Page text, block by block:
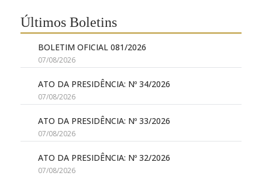
Últimos Boletins
BOLETIM OFICIAL 081/2026
07/08/2026
ATO DA PRESIDÊNCIA: Nº 34/2026
07/08/2026
ATO DA PRESIDÊNCIA: Nº 33/2026
07/08/2026
ATO DA PRESIDÊNCIA: Nº 32/2026
07/08/2026